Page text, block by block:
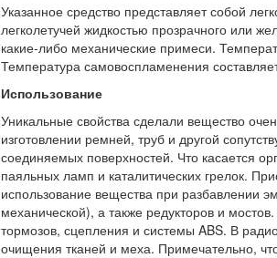
Указанное средство представляет собой
легколетучей жидкостью прозрачного или
какие-либо механические примеси.
Температура самовоспламенения
Использование
Уникальные свойства сделали вещество
изготовлении ремней, труб и другой
соединяемых поверхностей. Что касается
паяльных ламп и каталитических грелок.
использование вещества при разбавлении
механической), а также редукторов и
тормозов, сцепления и системы ABS. В
очищения тканей и меха. Примечательно,